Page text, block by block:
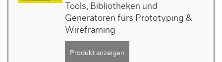
Tools, Bibliotheken und
Generatoren fürs Prototyping &
Wireframing
Produkt anzeigen